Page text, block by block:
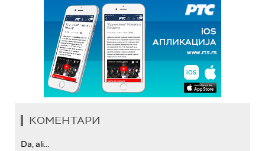
КОМЕНТАРИ
Da, ali...